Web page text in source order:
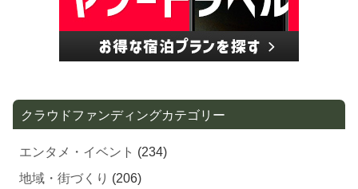
エンタメ・イベント(234)
地域・街づくり(206)
外食産業・フード(199)